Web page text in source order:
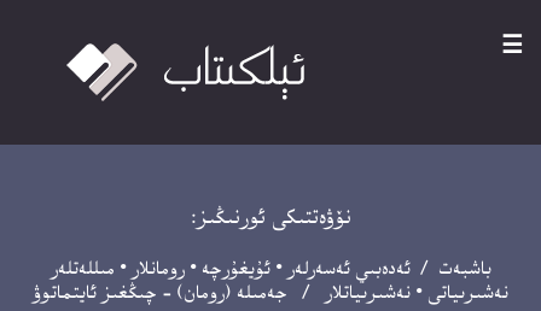
☰
نۆۋەتتىكى ئورنىڭىز:
باشبەت /ئەدەبىي ئەسەرلەر •ئۇيغۇرچە •رومانلار • مىللەتلەر
نەشىرىياتى • نەشىرىياتلار / جەمىلە (رومان) – چىڭغىز ئايتماتوۋ